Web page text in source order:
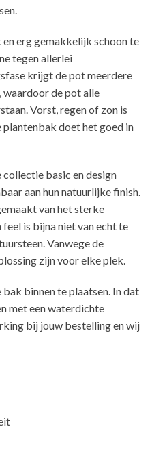
erg gemakkelijk schoon te
tegen allerlei
krijgt de pot meerdere
waardoor de pot alle
Vorst, regen of zon is
doet het goed in
basic en design
aan hun natuurlijke finish.
van het sterke
is bijna niet van echt te
Vanwege de
zijn voor elke plek.
binnen te plaatsen. In dat
met een waterdichte
bij jouw bestelling en wij